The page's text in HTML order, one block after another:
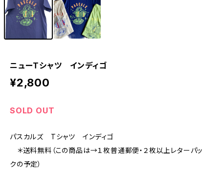
ニューTシャツ インディゴ
¥2,800
SOLD OUT
パスカルズ Tシャツ インディゴ
＊送料無料（この商品は→１枚普通郵便・２枚以上レターパッ
クの予定）